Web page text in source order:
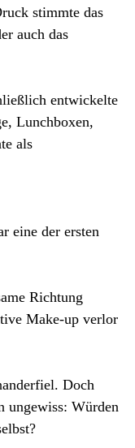
stimmte das
auch das
entwickelte
Lunchboxen,
als
eine der ersten
Richtung
Make-up verlor
Doch
ungewiss: Würden